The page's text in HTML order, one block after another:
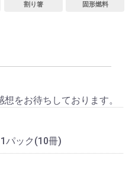
割り箸 固形燃料
をお待ちしております。
パック(10冊)